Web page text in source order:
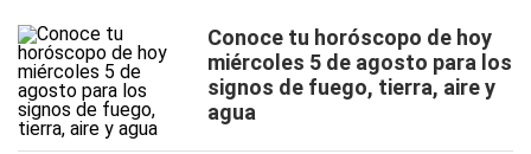
Conoce tu horóscopo de hoy
miércoles 5 de agosto para los
signos de fuego, tierra, aire y
agua